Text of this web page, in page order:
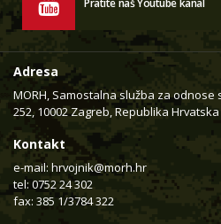
Pratite naš Youtube kanal
Adresa
MORH, Samostalna služba za odnose
252, 10002 Zagreb, Republika Hrvatska
Kontakt
e-mail: hrvojnik@morh.hr
tel: 0752 24 302
fax: 385 1/3784 322